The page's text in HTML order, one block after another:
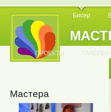
Бисер
. . . . .
. ПРОЕКТЫ ГАЛЕРЕИ
Мастера